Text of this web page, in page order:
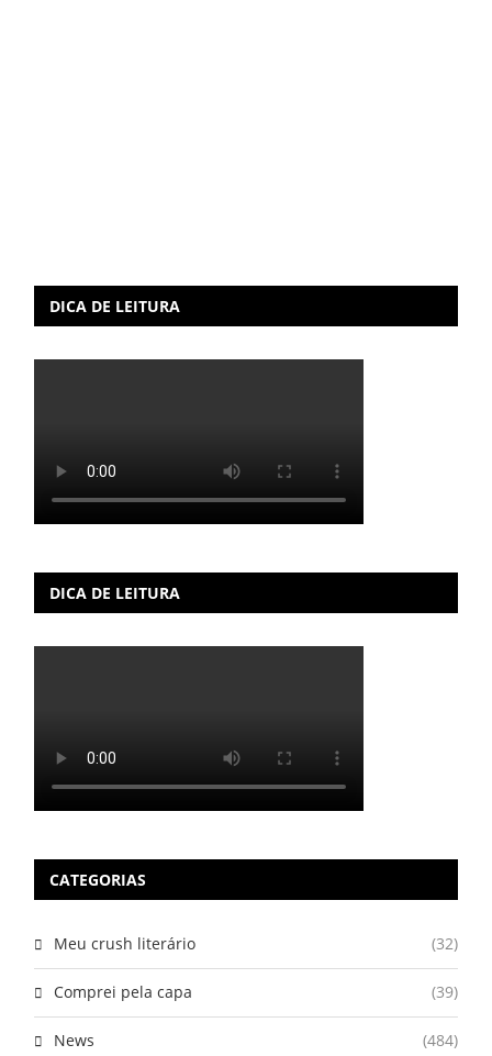
DICA DE LEITURA
DICA DE LEITURA
CATEGORIAS
Meu crush literário (32)
Comprei pela capa (39)
News (484)